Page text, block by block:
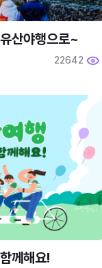
산야행으로~
22642
께해요!